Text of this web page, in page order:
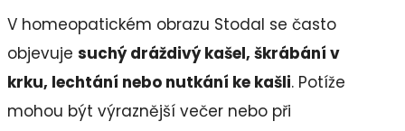
V homeopatickém obrazu Stodal se často
objevuje suchý dráždivý kašel, škrábání v
krku, lechtání nebo nutkání ke kašli. Potíže
mohou být výraznější večer nebo při